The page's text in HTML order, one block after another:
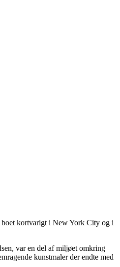
kortvarigt i New York City og i
var en del af miljøet omkring
kunstmaler der endte med